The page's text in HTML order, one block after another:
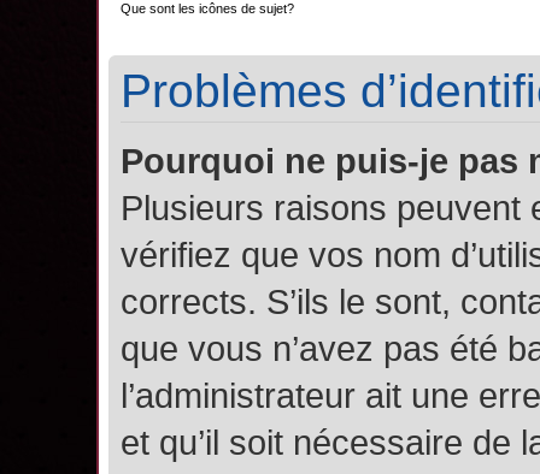
Que sont les icônes de sujet?
Problèmes
Pourquoi ne puis-je pas
Plusieurs raisons peuvent
vérifiez que vos nom
corrects. S’ils le sont,
que vous n’avez pas été
l’administrateur ait une
et qu’il soit nécessaire de